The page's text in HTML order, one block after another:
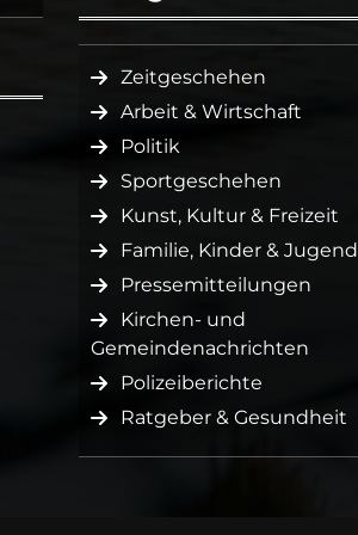
Zeitgeschehen
Arbeit & Wirtschaft
Politik
Sportgeschehen
Kunst, Kultur & Freizeit
Familie, Kinder & Jugend
Pressemitteilungen
Kirchen- und
Gemeindenachrichten
Polizeiberichte
Ratgeber & Gesundheit